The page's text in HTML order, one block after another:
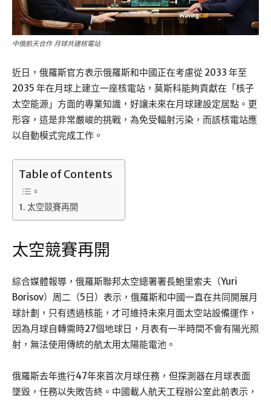
中俄航天合作 月球共建核電站
近日，俄羅斯官方表示俄羅斯和中國正在考慮從 2033 年至
2035 年在月球上建立一座核電站，莫斯科能夠貢獻在「核子
太空能源」方面的專業知識，好讓未來在月球建設定居點。更
形容，這是非常嚴峻的挑戰，為免受輻射污染，而該核電站應
以自動模式完成工作。
Table of Contents
太空競賽再開
太空競賽再開
綜合媒體報導，俄羅斯聯邦太空總署署長鮑里索夫（Yuri
Borisov）周二（5日）表示，俄羅斯和中國一直在共同開展月
球計劃，只有透過核能，才可維持未來月面太空站設備運作，
因為月球自轉需時27個地球日，月表有一半時間不會有陽光照
射，無法使用傳統的航太用太陽能電池。
俄羅斯去年進行47年來首次月球任務，但探測器在月球表面
墜毀，任務以失敗告終。中國載人航天工程辦公室此前表示，